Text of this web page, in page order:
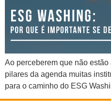
Ao perceberem que não
pilares da agenda muitas
para o caminho do ESG